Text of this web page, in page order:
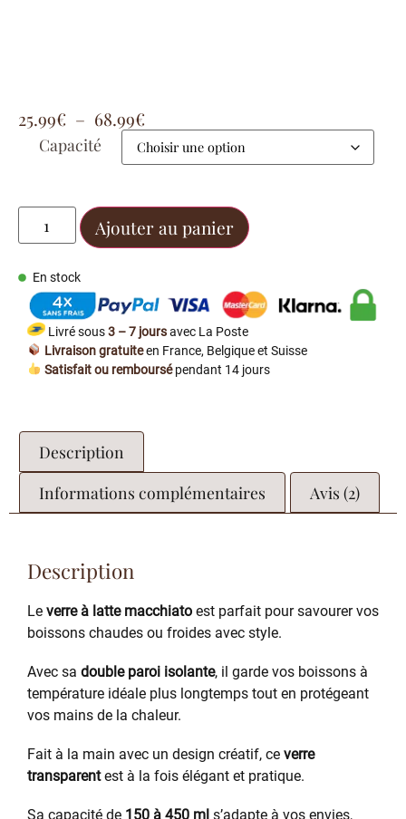
25.99€ – 68.99€
Capacité
Ajouter au panier
En stock
Livré sous3 – 7 joursavec La Poste
Livraison gratuiteen France, Belgique et Suisse
Satisfait ou remboursépendant 14 jours
Description
Informations complémentaires
Avis (2)
Description
Le verre à latte macchiato est parfait pour savourer vos
boissons chaudes ou froides avec style.
Avec sa double paroi isolante, il garde vos boissons à
température idéale plus longtemps tout en protégeant
vos mains de la chaleur.
Fait à la main avec un design créatif, ce verre
transparentest à la fois élégant et pratique.
Sa capacité de 150 à 450 ml s’adapte à vos envies,